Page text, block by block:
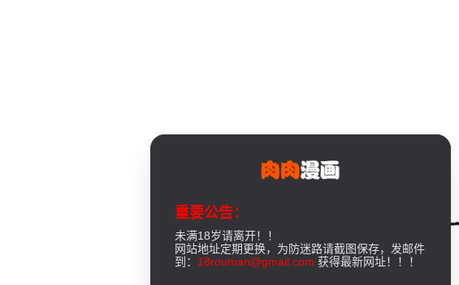
重要公告：
未满18岁请离开！！
网站地址定期更换，为防迷路请截图保存，发邮件
到： 18rouman@gmail.com 获得最新网址！！！